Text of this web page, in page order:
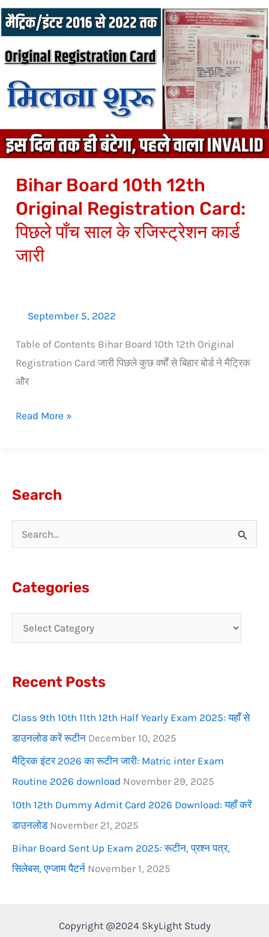
Bihar Board 10th 12th
Original Registration Card:
पिछले पाँच साल के रजिस्ट्रेशन कार्ड
जारी
September 5, 2022
Table of Contents Bihar Board 10th 12th Original
Registration Card जारी पिछले कुछ वर्षों से बिहार बोर्ड ने मैट्रिक
और
Bihar
Board
10th
Original
Registration
Card:
पिछले
साल
के
रजिस्ट्रेशन
कार्ड
जारी
Read More »
Search
h
o
:
Categories
Recent Posts
Class 9th 10th 11th 12th Half Yearly Exam 2025: यहाँ से
डाउनलोड करें रूटीन December 10, 2025
मैट्रिक इंटर 2026 का रूटीन जारी: Matric inter Exam
Routine 2026 download November 29, 2025
10th 12th Dummy Admit Card 2026 Download: यहाँ करें
डाउनलोड November 21, 2025
Bihar Board Sent Up Exam 2025: रूटीन, प्रश्न पत्र,
सिलेबस, एग्जाम पैटर्न November 1, 2025
Copyright @2024 SkyLight Study